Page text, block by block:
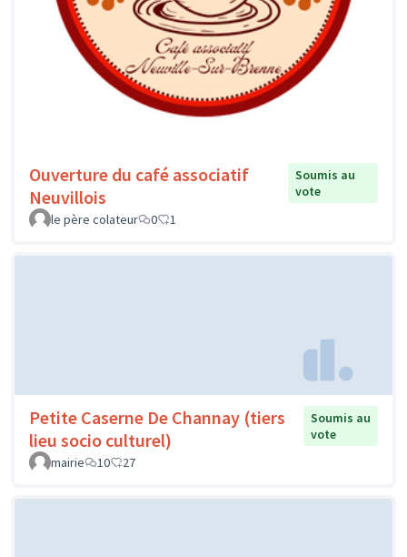
Ouverture du café associatif
Neuvillois
Soumis au
vote
le père colateur
0 1
Petite Caserne De Channay (tiers
lieu socio culturel)
Soumis au
vote
mairie
10 27